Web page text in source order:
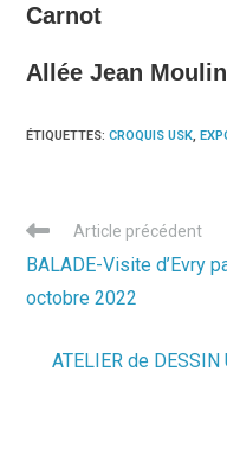
Carnot
Allée Jean
ÉTIQUETTES:CROQUIS USK
Read
articles
Article précédent
BALADE-Visite d’Evry
octobre 2022
ATELIER de